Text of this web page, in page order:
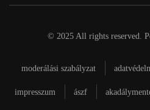
© 2025 All rights reserved.
moderálási szabályzat
impresszum ászf